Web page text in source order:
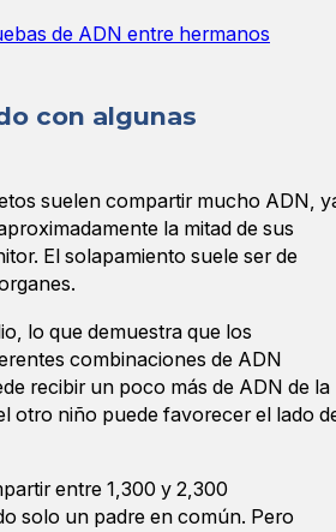
de ADN entre hermanos
con algunas
suelen compartir mucho ADN,
la mitad de sus
El solapamiento suele ser de
lo que demuestra que los
combinaciones de ADN
recibir un poco más de ADN de la
otro niño puede favorecer el lado
entre 1,300 y 2,300
solo un padre en común. Pero